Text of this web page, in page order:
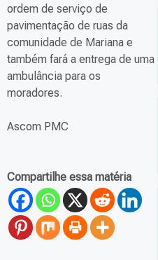
ordem de serviço de
pavimentação de ruas da
comunidade de Mariana e
também fará a entrega de uma
ambulância para os
moradores.
Ascom PMC
Compartilhe essa matéria